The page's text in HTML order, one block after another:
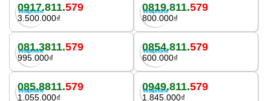
0917.811.579
3.500.000₫
0819.811.579
800.000₫
081.3811.579
995.000₫
0854.811.579
600.000₫
085.8811.579
1.055.000₫
0949.811.579
1.845.000₫